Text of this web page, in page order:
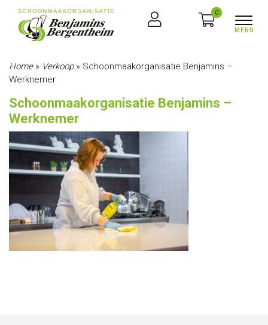
0
Home» Verkoop» Schoonmaakorganisatie Benjamins –
Werknemer
Schoonmaakorganisatie Benjamins –
Werknemer